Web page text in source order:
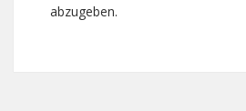
abzugeben.